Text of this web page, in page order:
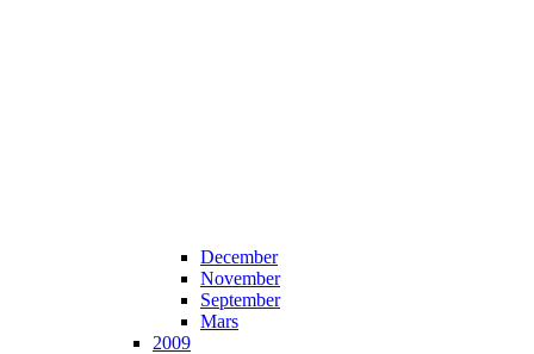
December
November
September
Mars
2009